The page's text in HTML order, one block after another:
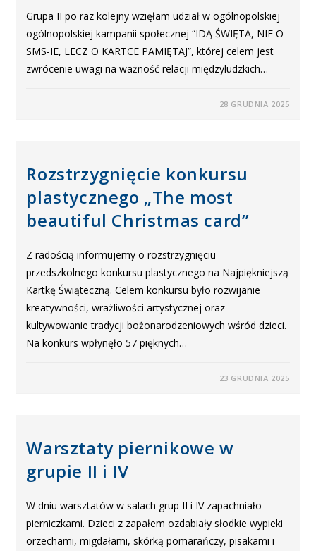
Grupa II po raz kolejny wzięłam udział w ogólnopolskiej
ogólnopolskiej kampanii społecznej “IDĄ ŚWIĘTA, NIE O
SMS-IE, LECZ O KARTCE PAMIĘTAJ”, której celem jest
zwrócenie uwagi na ważność relacji międzyludzkich…
28 GRUDNIA 2025
Rozstrzygnięcie konkursu
plastycznego „The most
beautiful Christmas card”
Z radością informujemy o rozstrzygnięciu
przedszkolnego konkursu plastycznego na Najpiękniejszą
Kartkę Świąteczną. Celem konkursu było rozwijanie
kreatywności, wrażliwości artystycznej oraz
kultywowanie tradycji bożonarodzeniowych wśród dzieci.
Na konkurs wpłynęło 57 pięknych…
23 GRUDNIA 2025
Warsztaty piernikowe w
grupie II i IV
W dniu warsztatów w salach grup II i IV zapachniało
pierniczkami. Dzieci z zapałem ozdabiały słodkie wypieki
orzechami, migdałami, skórką pomarańczy, pisakami i